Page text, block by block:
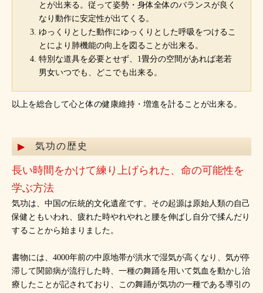
とが出来る。従って姿勢・身体全体のバランスが良く
なり動作に安定性が出てくる。
ゆっくりとした動作にゆっくりとした呼吸をつけるこ
とにより肺機能の向上を図ることが出来る。
特別な道具を必要とせず、1畳分の空間があれば老若
男女いつでも、どこでも出来る。
以上を総合して心と体の健康維持・増進を計ることが出来る。
気功の歴史
長い時間をかけて練り上げられた、命の可能性を
学ぶ方法
気功は、中国の伝統的文化遺産です。その起源は原始人類の自己
保健ともいわれ、疲れた時やれやれと腰を伸ばし自分で揉んだり
することから始まりました。
書物には、4000年前の中原地帯が洪水で湿気が高くなり、気が停
滞して関節病が流行した時、一種の舞踊を用いて気血を動かし治
療したことが記されており、この舞踊が気功の一種である導引の